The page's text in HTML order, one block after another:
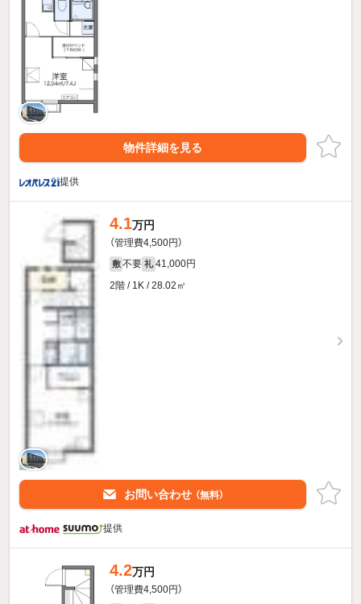
物件詳細を見る
提供
4.1万円
（管理費4,500円）
敷 不要 礼 41,000円
2階 / 1K / 28.02㎡
お問い合わせ （無料）
提供
4.2万円
（管理費4,500円）